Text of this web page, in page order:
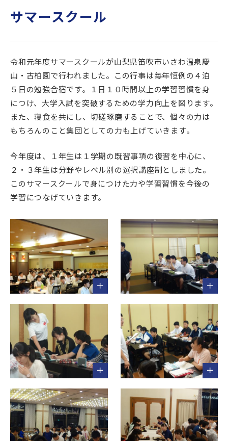
サマースクール
令和元年度サマースクールが山梨県笛吹市いさわ温泉慶
山・古柏園で行われました。この行事は毎年恒例の４泊
５日の勉強合宿です。１日１０時間以上の学習習慣を身
につけ、大学入試を突破するための学力向上を図ります。
また、寝食を共にし、切磋琢磨することで、個々の力は
もちろんのこと集団としての力も上げていきます。
今年度は、１年生は１学期の既習事項の復習を中心に、
２・３年生は分野やレベル別の選択講座制としました。
このサマースクールで身につけた力や学習習慣を今後の
学習につなげていきます。